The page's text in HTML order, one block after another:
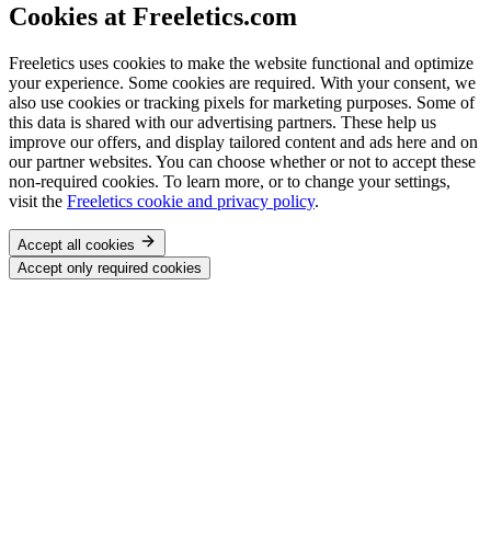
Cookies at Freeletics.com
Freeletics uses cookies to make the website functional and optimize
your experience. Some cookies are required. With your consent, we
also use cookies or tracking pixels for marketing purposes. Some of
this data is shared with our advertising partners. These help us
improve our offers, and display tailored content and ads here and on
our partner websites. You can choose whether or not to accept these
non-required cookies. To learn more, or to change your settings,
visit the Freeletics cookie and privacy policy.
Accept all cookies
Accept only required cookies